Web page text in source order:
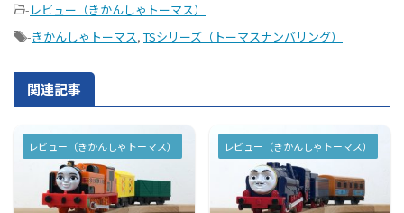
- レビュー（きかんしゃトーマス）
-きかんしゃトーマス, TSシリーズ（トーマスナンバリング）
関連記事
レビュー（きかんしゃトーマス） レビュー（きかんしゃトーマス）